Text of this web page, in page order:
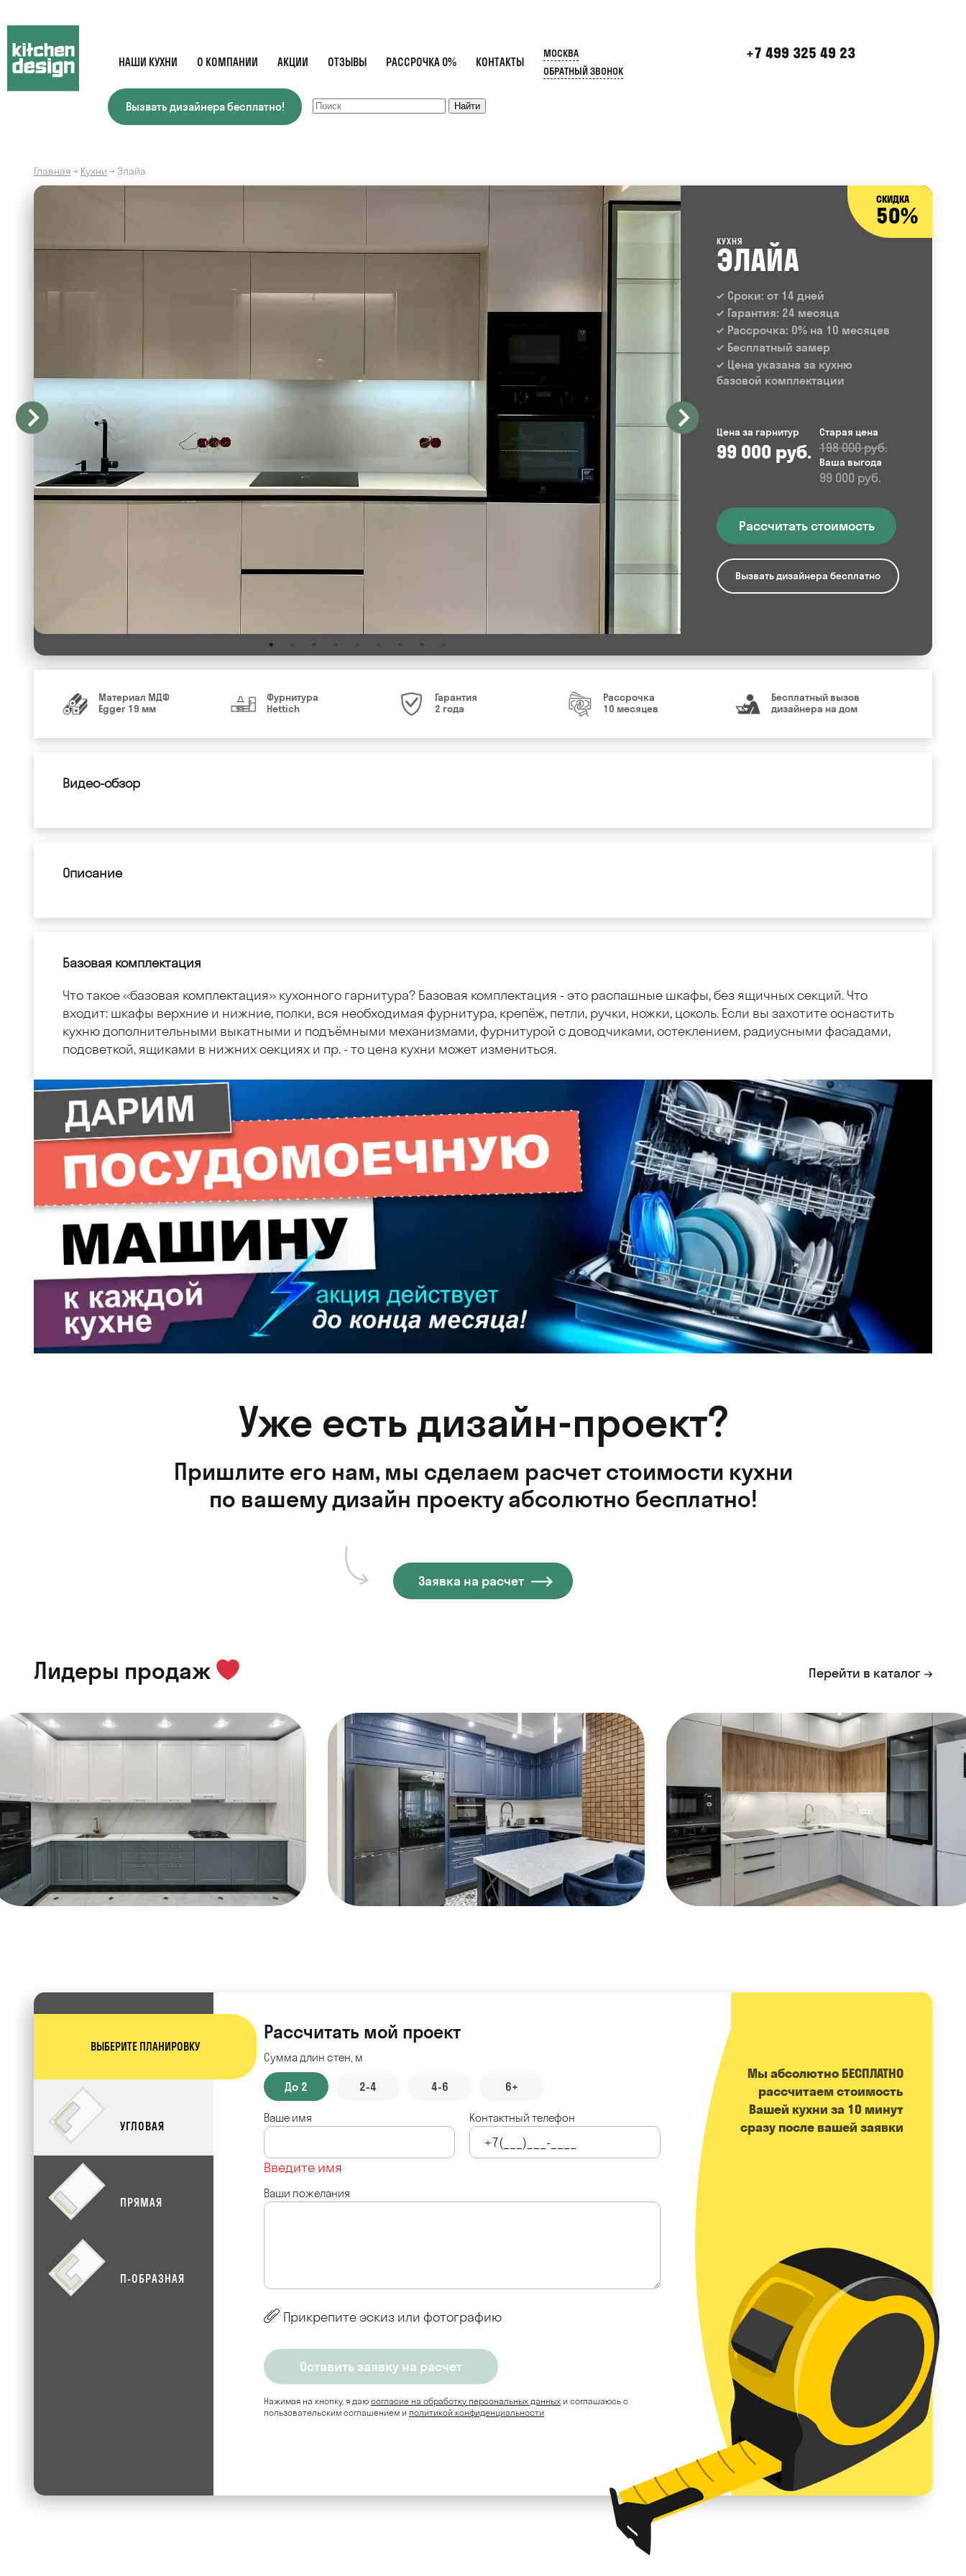
НАШИ КУХНИ О КОМПАНИИ АКЦИИ ОТЗЫВЫ РАССРОЧКА 0% КОНТАКТЫ
+7 499 325 49 23
Вызвать дизайнера бесплатно!
МОСКВА
ОБРАТНЫЙ ЗВОНОК
Главная→ Кухни → Элайа
СКИДКА
50%
КУХНЯ
ЭЛАЙА
Сроки: от 14 дней
Гарантия: 24 месяца
Рассрочка: 0% на 10 месяцев
Бесплатный замер
Цена указана за кухню
базовой комплектации
Цена за гарнитур
99 000 руб.
Старая цена
198 000 руб.
Ваша выгода
99 000 руб.
Рассчитать стоимость
Вызвать дизайнера бесплатно
Материал МДФ
Egger 19 мм
Фурнитура
Hettich
Гарантия
2 года
Рассрочка
10 месяцев
Бесплатный вызов
дизайнера на дом
Видео-обзор
Описание
Базовая комплектация
Что такое «базовая комплектация» кухонного гарнитура? Базовая комплектация - это распашные шкафы, без ящичных секций. Что
входит: шкафы верхние и нижние, полки, вся необходимая фурнитура, крепёж, петли, ручки, ножки, цоколь. Если вы захотите оснастить
кухню дополнительными выкатными и подъёмными механизмами, фурнитурой с доводчиками, остеклением, радиусными фасадами,
подсветкой, ящиками в нижних секциях и пр. - то цена кухни может измениться.
Уже есть дизайн-проект?
Пришлите его нам, мы сделаем расчет стоимости кухни
по вашему дизайн проекту абсолютно бесплатно!
Заявка на расчет
Лидеры продаж Перейти в каталог
ВЫБЕРИТЕ ПЛАНИРОВКУ
УГЛОВАЯ
ПРЯМАЯ
П-ОБРАЗНАЯ
Рассчитать мой проект
Сумма длин стен, м
До 2 2-4 4-6 6+
Ваше имя
Введите имя
Контактный телефон
Ваши пожелания
Прикрепите эскиз или фотографию
Нажимая на кнопку, я даю согласие на обработку персональных данных и соглашаюсь c
пользовательским соглашением и политикой конфиденциальности
Мы абсолютно БЕСПЛАТНО
расcчитаем стоимость
Вашей кухни за 10 минут
сразу после вашей заявки